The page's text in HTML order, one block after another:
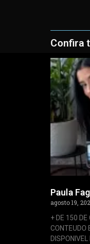
Confira
Paula
agosto 19,
+ DE 150 DE
CONTEUDO